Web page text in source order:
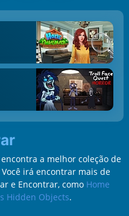
a melhor coleção de
irá encontrar mais de
e Encontrar, como Home
Hidden Objects.